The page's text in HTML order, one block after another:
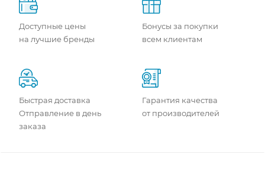
Доступные цены
на лучшие бренды
Бонусы за покупки
всем клиентам
Быстрая доставка
Отправление в день
заказа
Гарантия качества
от производителей